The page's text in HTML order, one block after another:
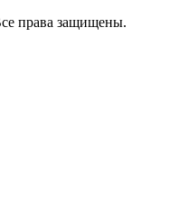
права защищены.